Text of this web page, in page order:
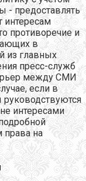
- предоставлять
интересам
противоречие и
в
из главных
пресс-служб
между СМИ
если в
интересами
права на